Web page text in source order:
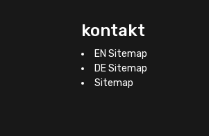
kontakt
EN Sitemap
DE Sitemap
Sitemap